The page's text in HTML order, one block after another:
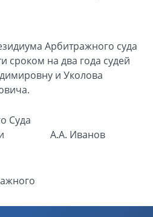
Арбитражного суда
сроком на два года судей
и Уколова
Суда
А.А. Иванов
А.С. Козлова